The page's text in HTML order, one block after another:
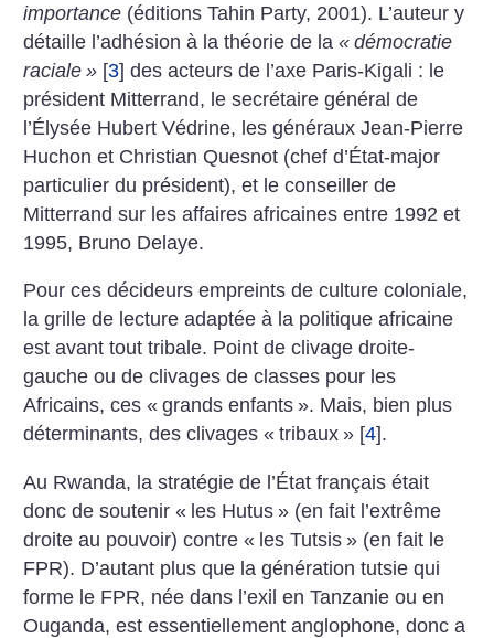
importance (éditions Tahin Party, 2001). L’auteur y
détaille l’adhésion à la théorie de la« démocratie
raciale » [3] des acteurs de l’axe Paris-Kigali : le
président Mitterrand, le secrétaire général de
l’Élysée Hubert Védrine, les généraux Jean-Pierre
Huchon et Christian Quesnot (chef d’État-major
particulier du président), et le conseiller de
Mitterrand sur les affaires africaines entre 1992 et
1995, Bruno Delaye.
Pour ces décideurs empreints de culture coloniale,
la grille de lecture adaptée à la politique africaine
est avant tout tribale. Point de clivage droite-
gauche ou de clivages de classes pour les
Africains, ces « grands enfants ». Mais, bien plus
déterminants, des clivages « tribaux » [4].
Au Rwanda, la stratégie de l’État français était
donc de soutenir « les Hutus » (en fait l’extrême
droite au pouvoir) contre « les Tutsis » (en fait le
FPR). D’autant plus que la génération tutsie qui
forme le FPR, née dans l’exil en Tanzanie ou en
Ouganda, est essentiellement anglophone, donc a